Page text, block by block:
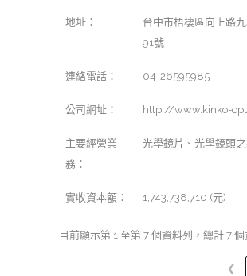
地址：
台中市梧棲區向上路
91號
連絡電話： 04-26595985
公司網址： http://www.kinko-
主要經營業
務：
光學鏡片、光學鏡頭
實收資本額： 1,743,738,710 (元)
目前顯示第 1 至第 7 個資料列，總計 7
❮